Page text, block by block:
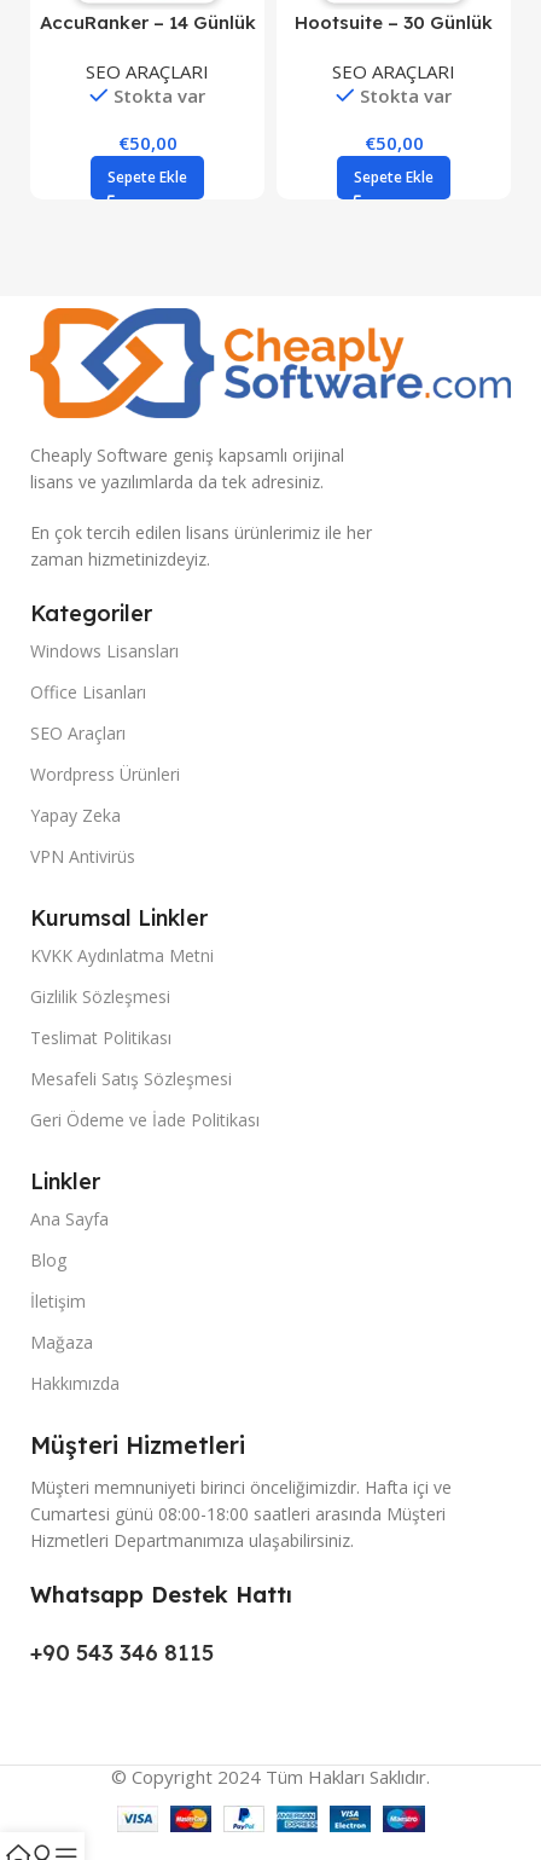
AccuRanker – 14 Günlük
SEO ARAÇLARI
Stokta var
€50,00
Sepete Ekle
Hootsuite – 30 Günlük
SEO ARAÇLARI
Stokta var
€50,00
Sepete Ekle
Cheaply Software geniş kapsamlı orijinal
lisans ve yazılımlarda da tek adresiniz.
En çok tercih edilen lisans ürünlerimiz ile her
zaman hizmetinizdeyiz.
Kategoriler
Windows Lisansları
Office Lisanları
SEO Araçları
Wordpress Ürünleri
Yapay Zeka
VPN Antivirüs
Kurumsal Linkler
KVKK Aydınlatma Metni
Gizlilik Sözleşmesi
Teslimat Politikası
Mesafeli Satış Sözleşmesi
Geri Ödeme ve İade Politikası
Linkler
Ana Sayfa
Blog
İletişim
Mağaza
Hakkımızda
Müşteri Hizmetleri
Müşteri memnuniyeti birinci önceliğimizdir. Hafta içi ve
Cumartesi günü 08:00-18:00 saatleri arasında Müşteri
Hizmetleri Departmanımıza ulaşabilirsiniz.
Whatsapp Destek Hattı
+90 543 346 8115
© Copyright 2024 Tüm Hakları Saklıdır.